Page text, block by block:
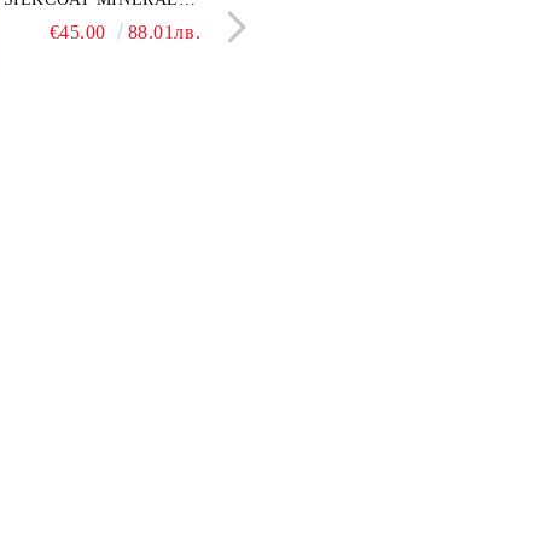
сив мрамор
€22.50 44.01лв.
PLASTER STONE, СИТЕН
€45.00 88.01лв.